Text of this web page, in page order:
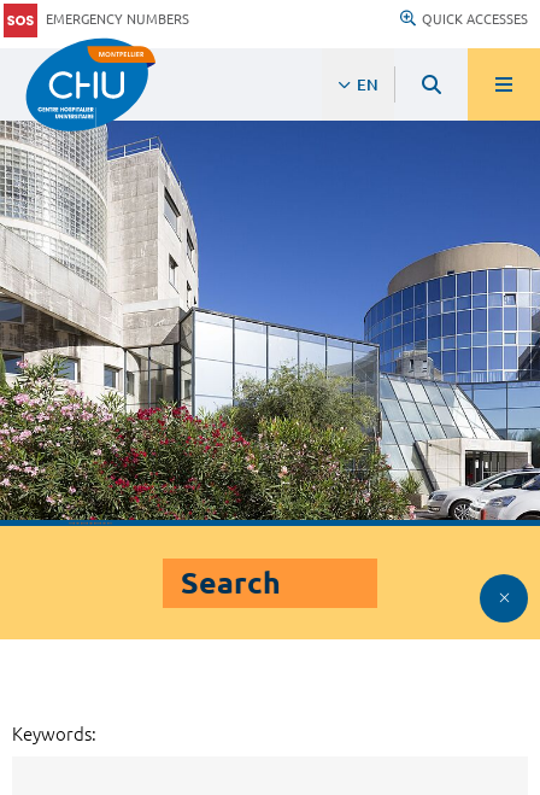
EMERGENCY NUMBERS QUICK ACCESSES
EN
Search
Keywords: